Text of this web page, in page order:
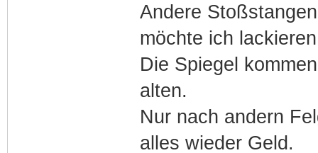
Andere
möchte ich
Die Spiegel
alten.
Nur nach andern
alles wieder Geld.